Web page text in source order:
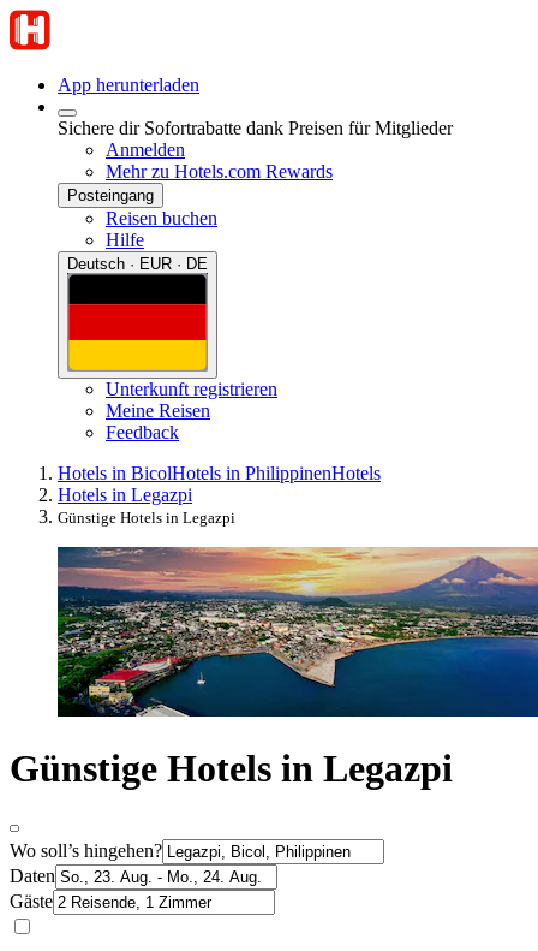
App herunterladen
Sichere dir Sofortrabatte dank Preisen für Mitglieder
Anmelden
Mehr zu Hotels.com Rewards
Posteingang
Reisen buchen
Hilfe
Deutsch · EUR · DE
Unterkunft registrieren
Meine Reisen
Feedback
Hotels in BicolHotels in PhilippinenHotels
Hotels in Legazpi
Günstige Hotels in Legazpi
Günstige Hotels in Legazpi
Wo soll’s hingehen?
Daten
Gäste